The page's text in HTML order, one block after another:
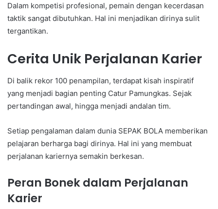
Dalam kompetisi profesional, pemain dengan kecerdasan
taktik sangat dibutuhkan. Hal ini menjadikan dirinya sulit
tergantikan.
Cerita Unik Perjalanan Karier
Di balik rekor 100 penampilan, terdapat kisah inspiratif
yang menjadi bagian penting Catur Pamungkas. Sejak
pertandingan awal, hingga menjadi andalan tim.
Setiap pengalaman dalam dunia SEPAK BOLA memberikan
pelajaran berharga bagi dirinya. Hal ini yang membuat
perjalanan kariernya semakin berkesan.
Peran Bonek dalam Perjalanan
Karier